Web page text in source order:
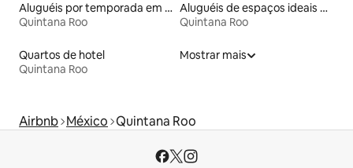
Aluguéis por temporada em resorts
Quintana Roo
Aluguéis de espaços ideais para famílias
Quintana Roo
Quartos de hotel
Quintana Roo
Mostrar mais
Airbnb México Quintana Roo